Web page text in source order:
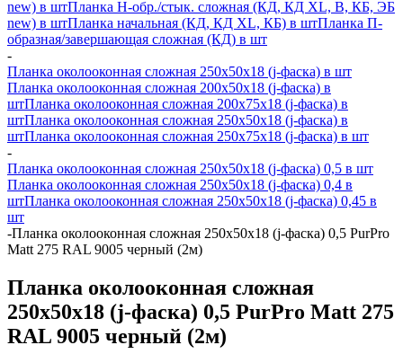
new) в штПланка H-обр./стык. сложная (КД, КД XL, В, КБ, ЭБ
new) в штПланка начальная (КД, КД XL, КБ) в штПланка П-
образная/завершающая сложная (КД) в шт
-
Планка околооконная сложная 250х50х18 (j-фаска) в шт
Планка околооконная сложная 200х50х18 (j-фаска) в
штПланка околооконная сложная 200х75х18 (j-фаска) в
штПланка околооконная сложная 250х50х18 (j-фаска) в
штПланка околооконная сложная 250х75х18 (j-фаска) в шт
-
Планка околооконная сложная 250х50х18 (j-фаска) 0,5 в шт
Планка околооконная сложная 250х50х18 (j-фаска) 0,4 в
штПланка околооконная сложная 250х50х18 (j-фаска) 0,45 в
шт
-Планка околооконная сложная 250х50х18 (j-фаска) 0,5 PurPro
Matt 275 RAL 9005 черный (2м)
Планка околооконная сложная
250х50х18 (j-фаска) 0,5 PurPro Matt 275
RAL 9005 черный (2м)